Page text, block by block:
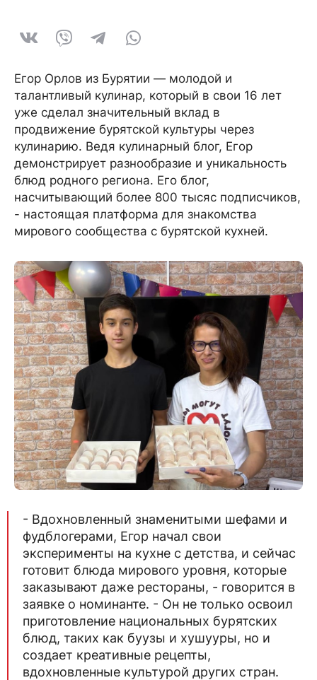
Егор Орлов из Бурятии — молодой и
талантливый кулинар, который в свои 16 лет
уже сделал значительный вклад в
продвижение бурятской культуры через
кулинарию. Ведя кулинарный блог, Егор
демонстрирует разнообразие и уникальность
блюд родного региона. Его блог,
насчитывающий более 800 тысяс подписчиков,
- настоящая платформа для знакомства
мирового сообщества с бурятской кухней.
- Вдохновленный знаменитыми шефами и
фудблогерами, Егор начал свои
эксперименты на кухне с детства, и сейчас
готовит блюда мирового уровня, которые
заказывают даже рестораны, - говорится в
заявке о номинанте. - Он не только освоил
приготовление национальных бурятских
блюд, таких как буузы и хушууры, но и
создает креативные рецепты,
вдохновленные культурой других стран.